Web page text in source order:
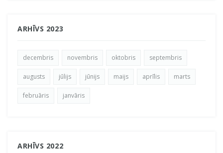
ARHĪVS 2023
decembris novembris oktobris septembris
augusts jūlijs jūnijs maijs aprīlis marts
februāris janvāris
ARHĪVS 2022